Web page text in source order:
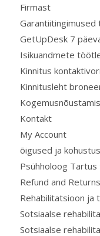
Firmast
GetUpDesk 7
Isikuandmete
Kinnitus
Kinnitusleht
Kontakt
My Account
õigused ja
Psühholoog Tartus
Refund and
Rehabilitatsioon ja
Sotsiaalse
Sotsiaalse